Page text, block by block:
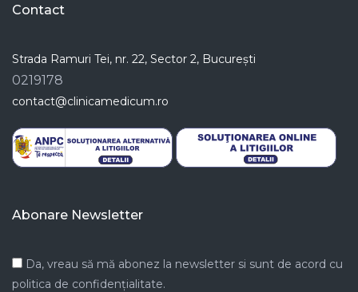
Contact
Strada Ramuri Tei, nr. 22, Sector 2, București
0219178
contact@clinicamedicum.ro
Abonare Newsletter
Da, vreau să mă abonez la newsletter si sunt de acord cu
politica de confidențialitate.